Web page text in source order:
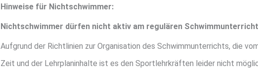
Hinweise für Nichtschwimmer:
Nichtschwimmer dürfen nicht aktiv am regulären
Aufgrund der Richtlinien zur Organisation des Schwimmunterrichts, die
Zeit und der Lehrplaninhalte ist es den Sportlehrkräften leider nicht